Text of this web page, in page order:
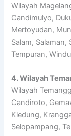
Wilayah
Candimulyo,
Mertoyudan,
Salam, Salaman,
Tempuran,
4. Wilayah
Wilayah
Candiroto,
Kledung,
Selopampang,